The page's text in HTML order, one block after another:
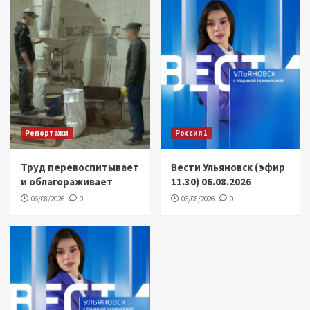
Репортажи
Труд перевоспитывает
и облагораживает
06/08/2026 0
Россия 1
Вести Ульяновск (эфир
11.30) 06.08.2026
06/08/2026 0